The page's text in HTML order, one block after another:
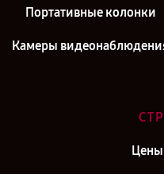
Портативные колонки
Камеры
Цены